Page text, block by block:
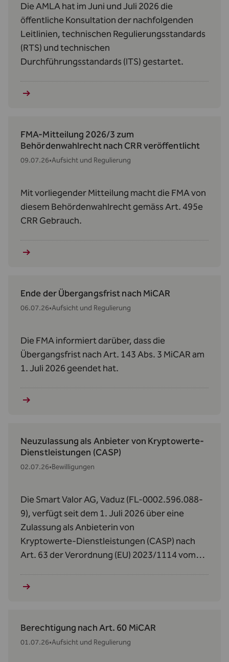
Die AMLA hat im Juni und Juli 2026 die
öffentliche Konsultation der nachfolgenden
Leitlinien, technischen Regulierungsstandards
(RTS) und technischen
Durchführungsstandards (ITS) gestartet.
FMA-Mitteilung 2026/3 zum
Behördenwahlrecht nach CRR veröffentlicht
09.07.26•Aufsicht und Regulierung
Mit vorliegender Mitteilung macht die FMA von
diesem Behördenwahlrecht gemäss Art. 495e
CRR Gebrauch.
Ende der Übergangsfrist nach MiCAR
06.07.26•Aufsicht und Regulierung
Die FMA informiert darüber, dass die
Übergangsfrist nach Art. 143 Abs. 3 MiCAR am
1. Juli 2026 geendet hat.
Neuzulassung als Anbieter von Kryptowerte-
Dienstleistungen (CASP)
02.07.26•Bewilligungen
Die Smart Valor AG, Vaduz (FL-0002.596.088-
9), verfügt seit dem 1. Juli 2026 über eine
Zulassung als Anbieterin von
Kryptowerte‑Dienstleistungen (CASP) nach
Art. 63 der Verordnung (EU) 2023/1114 vom
(MiCAR).
Berechtigung nach Art. 60 MiCAR
01.07.26•Aufsicht und Regulierung